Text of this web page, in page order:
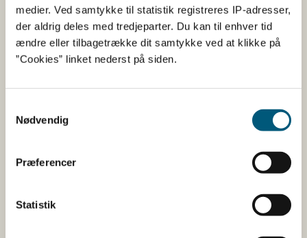
medier. Ved samtykke til statistik registreres IP-adresser,
der aldrig deles med tredjeparter. Du kan til enhver tid
ændre eller tilbagetrække dit samtykke ved at klikke på
”Cookies” linket nederst på siden.
Nødvendig
Præferencer
Statistik
Fødevarestyrelsen er en styrelse under
Erhvervsministeriet. Styrelsen arbejder med hele
fødevarekæden fra jord til bord med fokus på
dyresundhed og sikker, sund mad. Vi står bag De
Fødevarestyrelsen
Tlf. 72 2​​​7 69 00